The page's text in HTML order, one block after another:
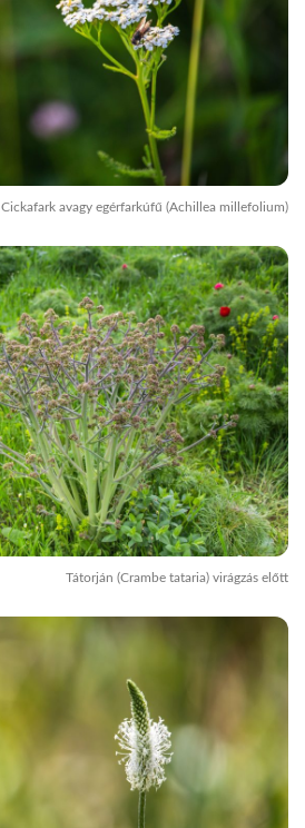
Cickafark avagy egérfarkúfű (Achillea millefolium)
Tátorján (Crambe tataria) virágzás előtt